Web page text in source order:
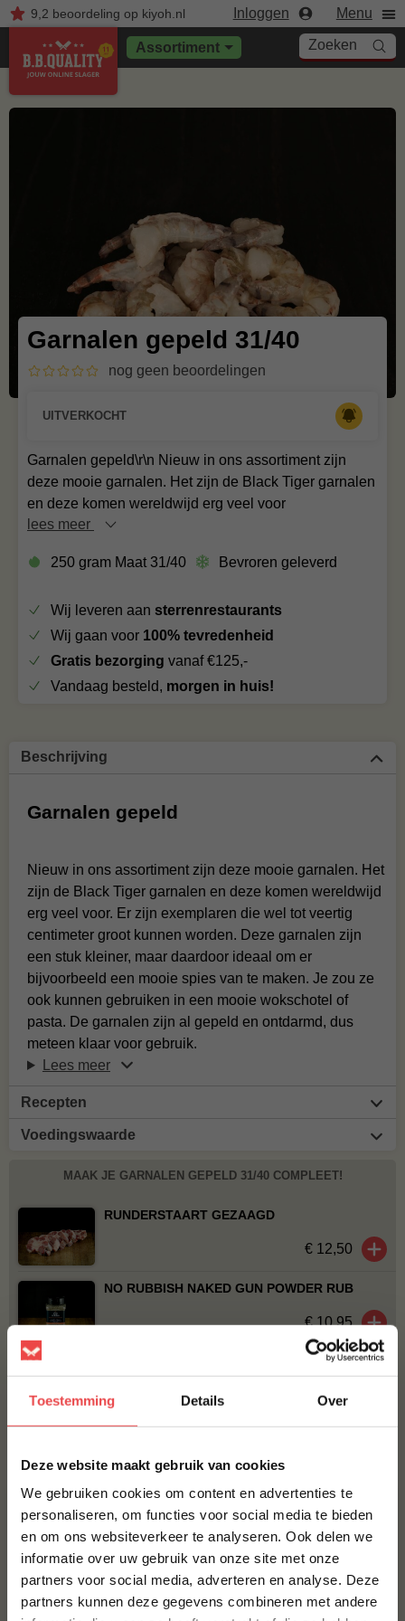
Toestemming Details Over
Deze website maakt gebruik van cookies
We gebruiken cookies om content en advertenties te
personaliseren, om functies voor social media te bieden
en om ons websiteverkeer te analyseren. Ook delen we
informatie over uw gebruik van onze site met onze
partners voor social media, adverteren en analyse. Deze
partners kunnen deze gegevens combineren met andere
9,2 beoordelingop kiyoh.nl Inloggen Menu
Assortiment Zoeken
Garnalen gepeld 31/40
nog geen beoordelingen
Garnalen gepeld\r\n Nieuw in ons assortiment zijn
deze mooie garnalen. Het zijn de Black Tiger garnalen
en deze komen wereldwijd erg veel voor
lees meer
250 gram Maat 31/40 Bevroren geleverd
UITVERKOCHT
Wij leveren aan sterrenrestaurants
Wij gaan voor 100% tevredenheid
Gratis bezorging vanaf €125,-
Vandaag besteld, morgen in huis!
Beschrijving
Garnalen gepeld
Nieuw in ons assortiment zijn deze mooie garnalen. Het
zijn de Black Tiger garnalen en deze komen wereldwijd
erg veel voor. Er zijn exemplaren die wel tot veertig
centimeter groot kunnen worden. Deze garnalen zijn
een stuk kleiner, maar daardoor ideaal om er
bijvoorbeeld een mooie spies van te maken. Je zou ze
ook kunnen gebruiken in een mooie wokschotel of
pasta. De garnalen zijn al gepeld en ontdarmd, dus
meteen klaar voor gebruik.
Lees meer
Recepten
Voedingswaarde
MAAK JE GARNALEN GEPELD 31/40 COMPLEET!
RUNDERSTAART GEZAAGD
€ 12,50
NO RUBBISH NAKED GUN POWDER RUB
€ 10,95
€ 8,50
10% korting op je
eerste bestelling*
Schrijf je in voor onze nieuwsbrief en ontvang direct
10% korting op jouw eerste bestelling.